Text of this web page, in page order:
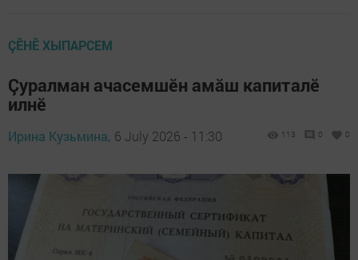
ÇӖНӖ ХЫПАРСЕМ
Çуралман ачасемшӗн амăш капиталӗ
илнӗ
Ирина Кузьмина, 6 July 2026 - 11:30 113 0 0